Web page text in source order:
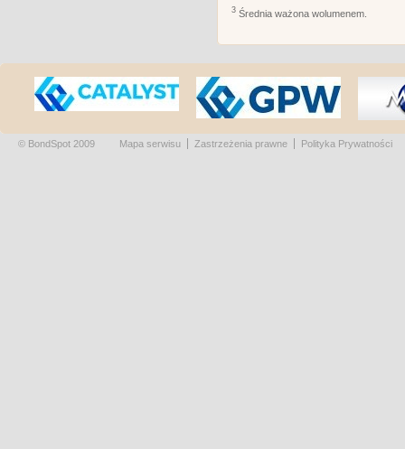
3 Średnia ważona wolumenem.
© BondSpot 2009 Mapa serwisu Zastrzeżenia prawne Polityka Prywatności